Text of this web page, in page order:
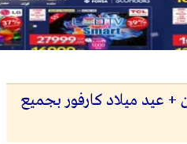
حتى 11 فبراير 2026 عروض رمضان + عيد ميلاد كارفور بجميع